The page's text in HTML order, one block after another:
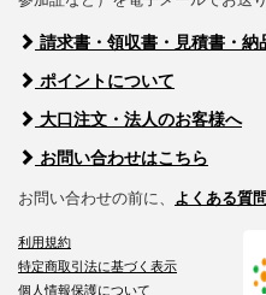
請求書・領収書・見積書・納
ポイントについて
大口注文・法人のお客様へ
お問い合わせはこちら
お問い合わせの前に、 よくある質問
利用規約
特定商取引法に基づく表示
個人情報保護について